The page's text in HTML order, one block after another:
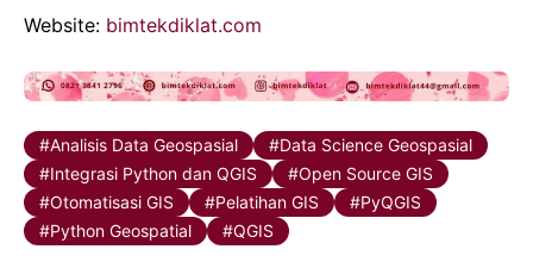
Website: bimtekdiklat.com
Analisis Data Geospasial
Data Science Geospasial
Integrasi Python dan QGIS
Open Source GIS
Otomatisasi GIS
Pelatihan GIS
PyQGIS
Python Geospatial
QGIS